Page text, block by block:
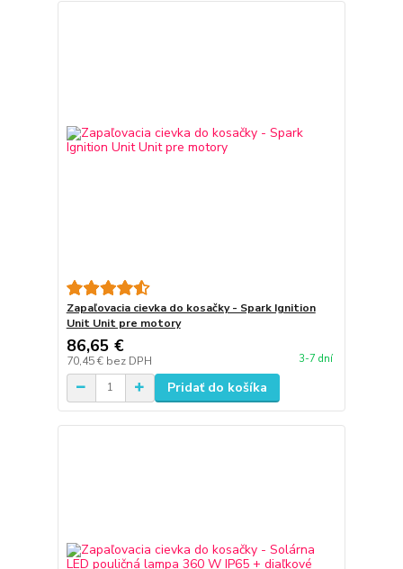
Zapaľovacia cievka do kosačky - Spark Ignition
Unit Unit pre motory
86,65 €
70,45 € bez DPH 3-7 dní
Pridať do košíka